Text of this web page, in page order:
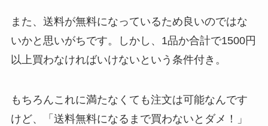
また、送料が無料になっているため良いのではな
いかと思いがちです。
しかし、1品か合計で1500円
以上買わなければいけないという条件付き。
もちろんこれに満たなくても注文は可能なんです
けど、
「送料無料になるまで買わないとダメ！」